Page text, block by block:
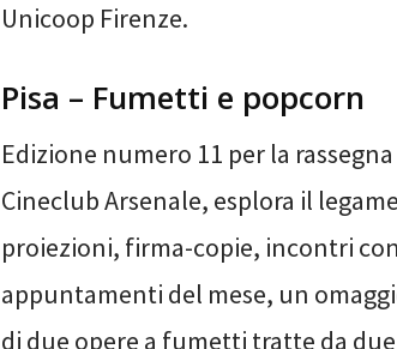
Unicoop Firenze.
Pisa – Fumetti e popcorn
Edizione numero 11 per la
Cineclub Arsenale, esplora il
proiezioni, firma-copie, incontri
appuntamenti del mese, un
di due opere a fumetti tratte da